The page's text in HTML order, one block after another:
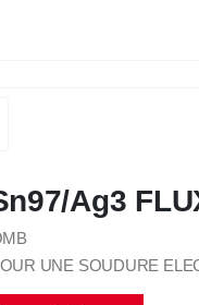
Ag3
UNE SOUDURE